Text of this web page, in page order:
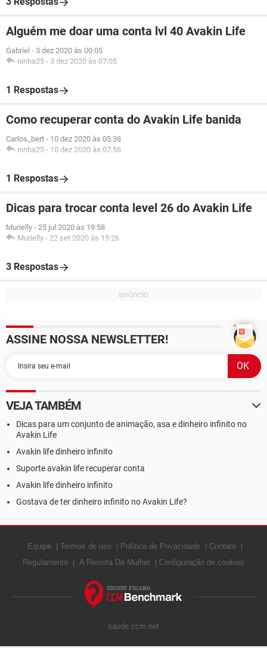
Alguém me doar uma conta lvl 40 Avakin Life
Gabriel - 3 dez 2020 às 00:05
ninha25 - 3 dez 2020 às 07:05
1 Respostas
Como recuperar conta do Avakin Life banida
Carlos_bert - 10 dez 2020 às 05:38
ninha25 - 10 dez 2020 às 07:56
1 Respostas
Dicas para trocar conta level 26 do Avakin Life
Murielly - 25 jul 2020 às 19:58
Murielly - 22 set 2020 às 15:26
3 Respostas
ASSINE NOSSA NEWSLETTER!
VEJA TAMBÉM
Dicas para um conjunto de animação, asa e dinheiro infinito no
Avakin Life
Avakin life dinheiro infinito
Suporte avakin life recuperar conta
Avakin life dinheiro infinito
Gostava de ter dinheiro infinito no Avakin Life?
Equipe Termos de uso Política de Privacidade
Contato
Regulamento
A Revista Da Mulher Configuração de cookies
saude.ccm.net